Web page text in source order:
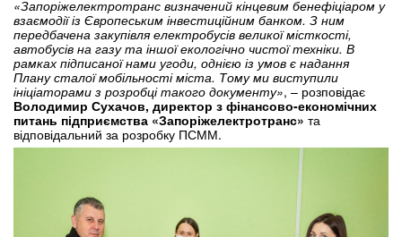
«Запоріжелектротранс визначений кінцевим бенефіціаром у
взаємодії із Європеським інвестиційним банком. З ним
передбачена закупівля електробусів великої місткості,
автобусів на газу та іншої екологічно чистої техніки. В
рамках підписаної нами угоди, однією із умов є надання
Плану сталої мобільності міста. Тому ми виступили
ініціаторами з розробці такого документу», – розповідає
Володимир Сухачов, директор з фінансово-економічних
питань підприємства «Запоріжелектротранс» та
відповідальний за розробку ПСММ.